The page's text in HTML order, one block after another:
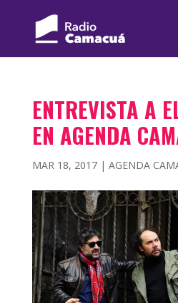
ENTREVISTA A
EN AGENDA
MAR 18, 2017| AGENDA